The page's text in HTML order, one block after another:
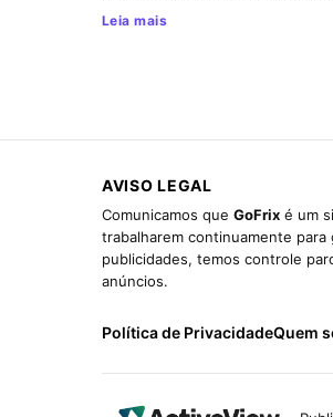
Leia mais
AVISO LEGAL
Comunicamos que GoFrix é um
trabalharem continuamente
publicidades, temos controle
anúncios.
Política de PrivacidadeQuem